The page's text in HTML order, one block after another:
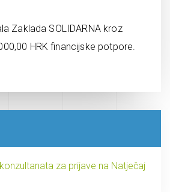
Zaklada SOLIDARNA kroz
HRK financijske potpore.
za prijave na Natječaj